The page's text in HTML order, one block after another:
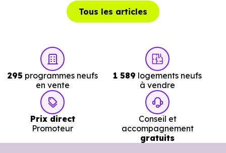
Bibliothèque :Bibliotheque Municipale
Tous les articles
295 programmes neufs
en vente
1 589 logements neufs
à vendre
Prix direct
Promoteur
Conseil et
accompagnement
gratuits